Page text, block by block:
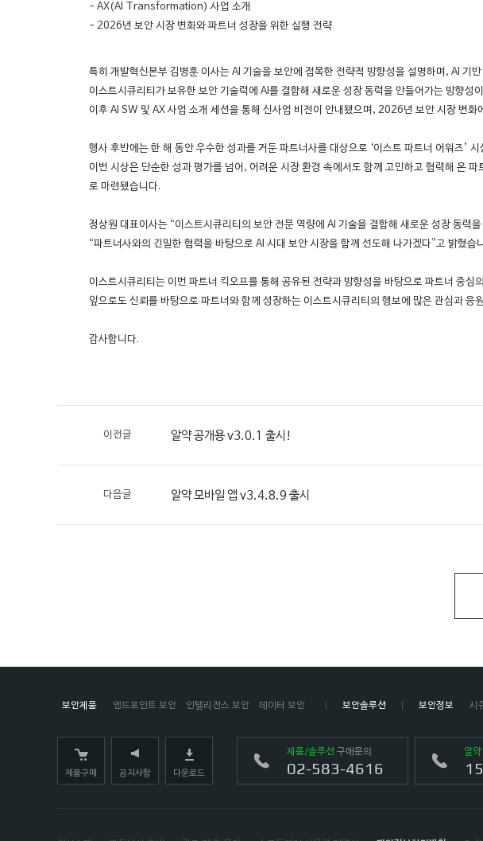
- AX(AI Transformation) 사업 소개
- 2026년 보안 시장 변화와 파트너 성장을 위한 실행 전략
특히 개발혁신본부 김병훈 이사는 AI 기술을 보안에 접목한 전략적 방향성을 설명하며, AI 기
이스트시큐리티가 보유한 보안 기술력에 AI를 결합해 새로운 성장 동력을 만들어가는 방향성
이후 AI SW 및 AX 사업 소개 세션을 통해 신사업 비전이 안내됐으며, 2026년 보안 시장 변
행사 후반에는 한 해 동안 우수한 성과를 거둔 파트너사를 대상으로 ‘이스트 파트너 어워즈’
이번 시상은 단순한 성과 평가를 넘어, 어려운 시장 환경 속에서도 함께 고민하고 협력해 온
로 마련됐습니다.
정상원 대표이사는 “이스트시큐리티의 보안 전문 역량에 AI 기술을 결합해 새로운 성장 동력
“파트너사와의 긴밀한 협력을 바탕으로 AI 시대 보안 시장을 함께 선도해 나가겠다”고 밝혔습
이스트시큐리티는 이번 파트너 킥오프를 통해 공유된 전략과 방향성을 바탕으로 파트너 중
앞으로도 신뢰를 바탕으로 파트너와 함께 성장하는 이스트시큐리티의 행보에 많은 관심과 응
감사합니다.
이전글 알약 공개용 v3.0.1 출시!
다음글 알약 모바일 앱 v3.4.8.9 출시
보안제품 엔드포인트 보안 인텔리전스 보안 데이터 보안 보안솔루션 보안정보 시
제품구매 공지사항 다운로드
제품/솔루션 구매문의
02-583-4616
알